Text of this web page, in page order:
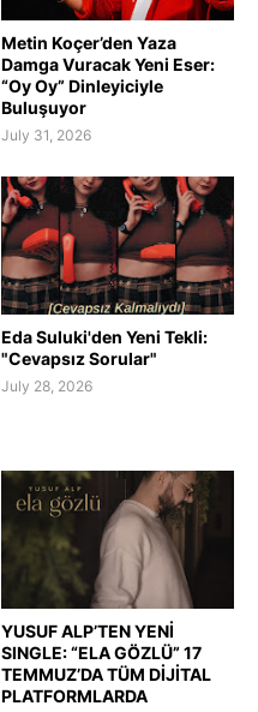
Metin Koçer’den Yaza
Damga Vuracak Yeni Eser:
“Oy Oy” Dinleyiciyle
Buluşuyor
July 31, 2026
Eda Suluki'den Yeni Tekli:
"Cevapsız Sorular"
July 28, 2026
YUSUF ALP’TEN YENİ
SINGLE: “ELA GÖZLÜ” 17
TEMMUZ’DA TÜM DİJİTAL
PLATFORMLARDA